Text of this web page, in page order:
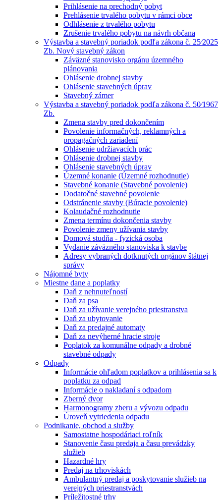
Prihlásenie na prechodný pobyt
Prehlásenie trvalého pobytu v rámci obce
Odhlásenie z trvalého pobytu
Zrušenie trvalého pobytu na návrh občana
Výstavba a stavebný poriadok podľa zákona č. 25⁄2025
Zb. Nový stavebný zákon
Záväzné stanovisko orgánu územného
plánovania
Ohlásenie drobnej stavby
Ohlásenie stavebných úprav
Stavebný zámer
Výstavba a stavebný poriadok podľa zákona č. 50⁄1967
Zb.
Zmena stavby pred dokončením
Povolenie informačných, reklamných a
propagačných zariadení
Ohlásenie udržiavacích prác
Ohlásenie drobnej stavby
Ohlásenie stavebných úprav
Územné konanie (Územné rozhodnutie)
Stavebné konanie (Stavebné povolenie)
Dodatočné stavebné povolenie
Odstránenie stavby (Búracie povolenie)
Kolaudačné rozhodnutie
Zmena termínu dokončenia stavby
Povolenie zmeny užívania stavby
Domová studňa - fyzická osoba
Vydanie záväzného stanoviska k stavbe
Adresy vybraných dotknutých orgánov štátnej
správy
Nájomné byty
Miestne dane a poplatky
Daň z nehnuteľností
Daň za psa
Daň za užívanie verejného priestranstva
Daň za ubytovanie
Daň za predajné automaty
Daň za nevýherné hracie stroje
Poplatok za komunálne odpady a drobné
stavebné odpady
Odpady
Informácie ohľadom poplatkov a prihlásenia sa k
poplatku za odpad
Informácie o nakladaní s odpadom
Zberný dvor
Harmonogramy zberu a vývozu odpadu
Úroveň vytriedenia odpadu
Podnikanie, obchod a služby
Samostatne hospodáriaci roľník
Stanovenie času predaja a času prevádzky
služieb
Hazardné hry
Predaj na trhoviskách
Ambulantný predaj a poskytovanie služieb na
verejných priestranstvách
Príležitostné trhy